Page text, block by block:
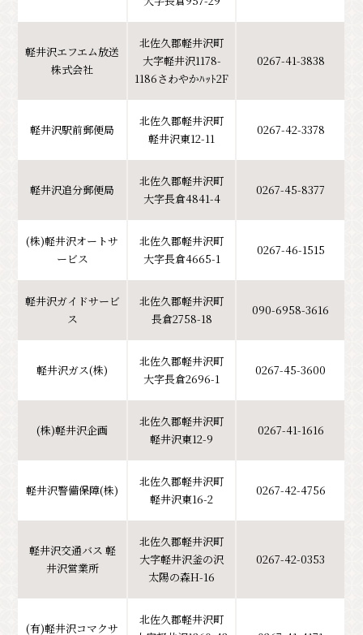
軽井沢エフエム放送
株式会社
北佐久郡軽井沢町
大字軽井沢1178-
1186さわやかﾊｯﾄ2F
0267-41-3838
軽井沢駅前郵便局
北佐久郡軽井沢町
軽井沢東12-11
0267-42-3378
軽井沢追分郵便局
北佐久郡軽井沢町
大字長倉4841-4
0267-45-8377
(株)軽井沢オートサ
ービス
北佐久郡軽井沢町
大字長倉4665-1
0267-46-1515
軽井沢ガイドサービ
ス
北佐久郡軽井沢町
長倉2758-18
090-6958-3616
軽井沢ガス(株)
北佐久郡軽井沢町
大字長倉2696-1
0267-45-3600
(株)軽井沢企画
北佐久郡軽井沢町
軽井沢東12-9
0267-41-1616
軽井沢警備保障(株)
北佐久郡軽井沢町
軽井沢東16-2
0267-42-4756
軽井沢交通バス 軽
井沢営業所
北佐久郡軽井沢町
大字軽井沢釜の沢
太陽の森H-16
0267-42-0353
(有)軽井沢コマクサ
北佐久郡軽井沢町